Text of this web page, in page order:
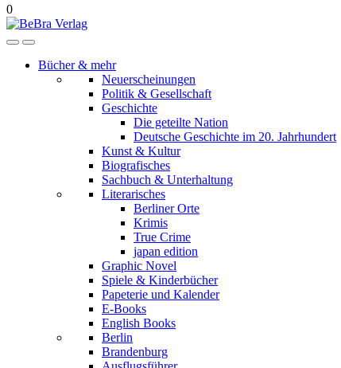
0
Bücher & mehr
Neuerscheinungen
Politik & Gesellschaft
Geschichte
Die geteilte Nation
Deutsche Geschichte im 20. Jahrhundert
Kunst & Kultur
Biografisches
Sachbuch & Unterhaltung
Literarisches
Berliner Orte
Krimis
True Crime
japan edition
Graphic Novel
Spiele & Kinderbücher
Papeterie und Kalender
E-Books
English Books
Berlin
Brandenburg